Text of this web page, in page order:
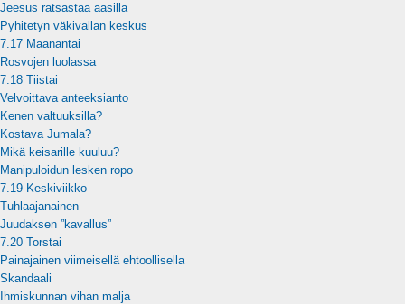
Jeesus ratsastaa aasilla
Pyhitetyn väkivallan keskus
7.17 Maanantai
Rosvojen luolassa
7.18 Tiistai
Velvoittava anteeksianto
Kenen valtuuksilla?
Kostava Jumala?
Mikä keisarille kuuluu?
Manipuloidun lesken ropo
7.19 Keskiviikko
Tuhlaajanainen
Juudaksen ”kavallus”
7.20 Torstai
Painajainen viimeisellä ehtoollisella
Skandaali
Ihmiskunnan vihan malja